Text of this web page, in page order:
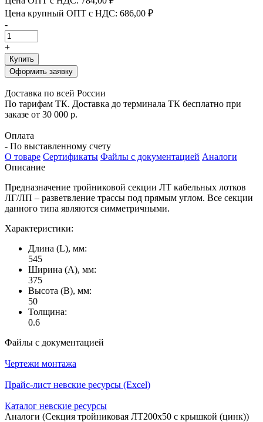
Цена крупный ОПТ с НДС: 686,00 ₽
-
+
Купить
Оформить заявку
Доставка по всей России
По тарифам ТК. Доставка до терминала ТК бесплатно при
заказе от 30 000 р.
Оплата
- По выставленному счету
О товаре Сертификаты Файлы с документацией Аналоги
Описание
Предназначение тройниковой секции ЛТ кабельных лотков
ЛГ/ЛП – разветвление трассы под прямым углом. Все секции
данного типа являются симметричными.
Характеристики:
Длина (L), мм:
545
Ширина (А), мм:
375
Высота (В), мм:
50
Толщина:
0.6
Файлы с документацией
Чертежи монтажа
Прайс-лист невские ресурсы (Excel)
Каталог невские ресурсы
Аналоги (Секция тройниковая ЛТ200х50 с крышкой (цинк))